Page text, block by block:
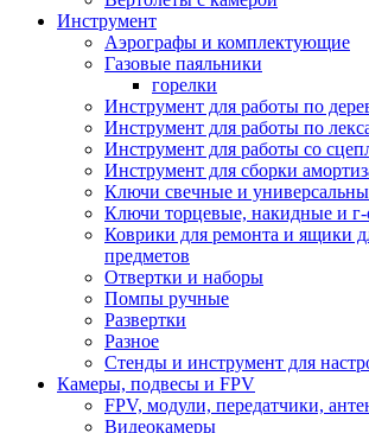
Инструмент
Аэрографы и комплектующие
Газовые паяльники
горелки
Инструмент для работы по
Инструмент для работы по
Инструмент для работы со
Инструмент для сборки
Ключи свечные и
Ключи торцевые, накидные и г-
Коврики для ремонта и ящики
предметов
Отвертки и наборы
Помпы ручные
Развертки
Разное
Стенды и инструмент для
Камеры, подвесы и FPV
FPV, модули, передатчики,
Видеокамеры